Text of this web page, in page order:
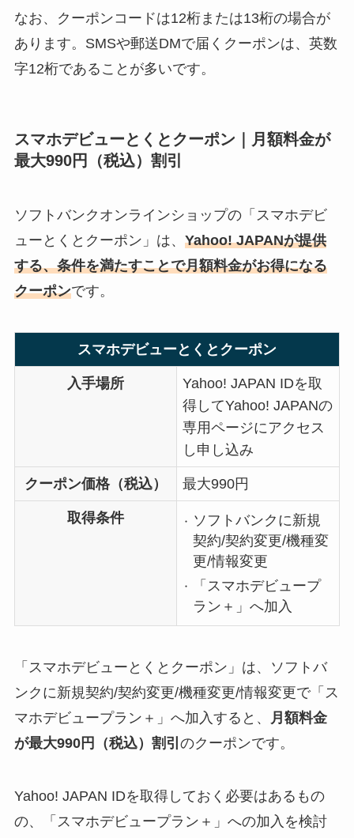
なお、クーポンコードは12桁または13桁の場合が
あります。SMSや郵送DMで届くクーポンは、英数
字12桁であることが多いです。
スマホデビューとくとクーポン｜月額料金が
最大990円（税込）割引
ソフトバンクオンラインショップの「スマホデビ
ューとくとクーポン」は、 Yahoo! JAPANが提供
する、条件を満たすことで月額料金がお得になる
クーポンです。
スマホデビューとくとクーポン
入手場所
Yahoo! JAPAN IDを取
得してYahoo! JAPANの
専用ページにアクセス
し申し込み
クーポン価格（税込） 最大990円
取得条件
ソフトバンクに新規
契約/契約変更/機種変
更/情報変更
「スマホデビュープ
ラン＋」へ加入
「スマホデビューとくとクーポン」は、ソフトバ
ンクに新規契約/契約変更/機種変更/情報変更で「ス
マホデビュープラン＋」へ加入すると、
月額料金
が最大990円（税込）割引 のクーポンです。
Yahoo! JAPAN IDを取得しておく必要はあるもの
の、「スマホデビュープラン＋」への加入を検討